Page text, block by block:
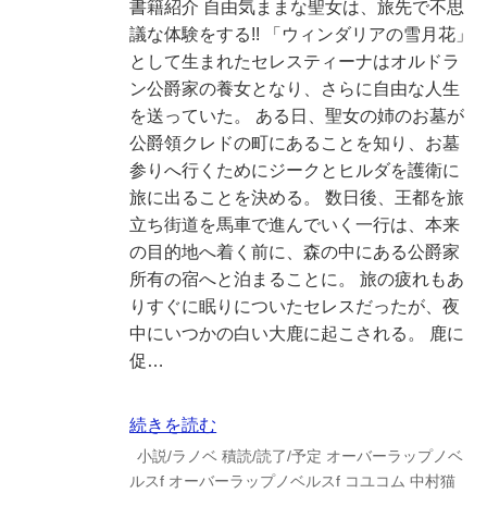
書籍紹介 自由気ままな聖女は、旅先で不思
議な体験をする!! 「ウィンダリアの雪月花」
として生まれたセレスティーナはオルドラ
ン公爵家の養女となり、さらに自由な人生
を送っていた。 ある日、聖女の姉のお墓が
公爵領クレドの町にあることを知り、お墓
参りへ行くためにジークとヒルダを護衛に
旅に出ることを決める。 数日後、王都を旅
立ち街道を馬車で進んでいく一行は、本来
の目的地へ着く前に、森の中にある公爵家
所有の宿へと泊まることに。 旅の疲れもあ
りすぐに眠りについたセレスだったが、夜
中にいつかの白い大鹿に起こされる。 鹿に
促…
続きを読む
小説/ラノベ 積読/読了/予定 オーバーラップノベ
ルスf オーバーラップノベルスf コユコム 中村猫